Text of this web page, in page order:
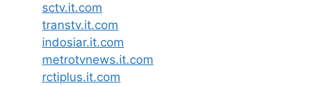
sctv.it.com
transtv.it.com
indosiar.it.com
metrotvnews.it.com
rctiplus.it.com